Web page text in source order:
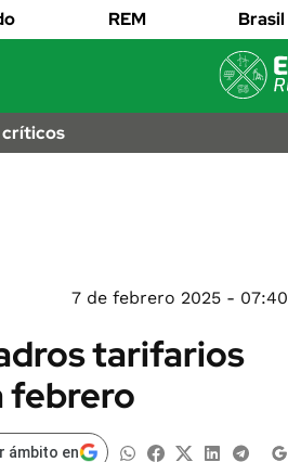
REM Brasil
autos 2026
EDICTOS
críticos
7 de febrero 2025 - 07:40
tarifarios
febrero
ámbito en